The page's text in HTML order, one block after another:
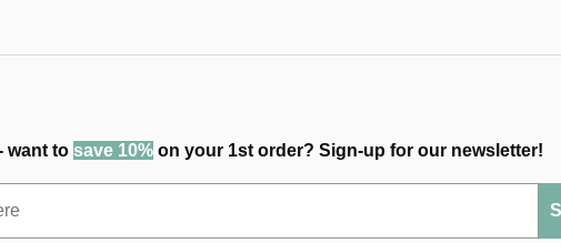
want to save 10%on your 1st order? Sign-up for our newsletter!